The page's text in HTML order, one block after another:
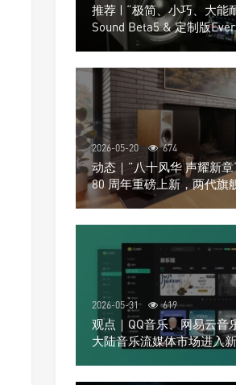
推荐 | “极简、小巧、大能
Sound Beta5 & 定制版
Play音响组合
2026-05-20 674
动态｜”八十风华 声耀新
80 周年重磅上新，两代旗
核配置音质再升级
2026-05-31 619
观点｜QQ音乐、网易云音
大陆音乐流媒体市场进入